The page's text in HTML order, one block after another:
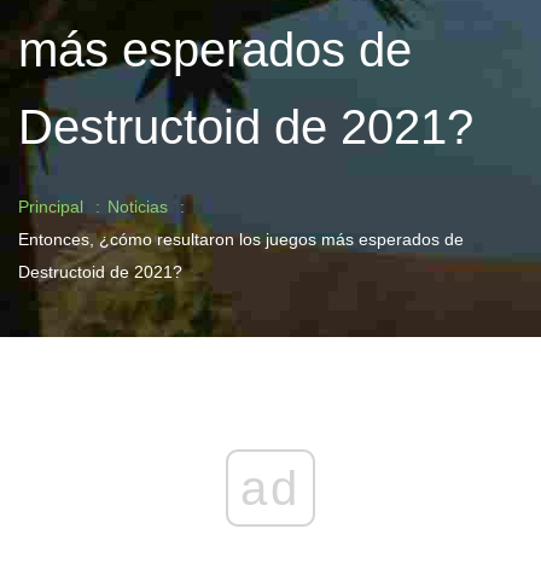
más esperados de
Destructoid de 2021?
Principal
Noticias
Entonces, ¿cómo resultaron los juegos más esperados de
Destructoid de 2021?
ad